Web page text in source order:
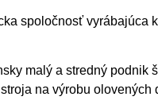
spoločnosť vyrábajúca
malý a stredný podnik
na výrobu olovených